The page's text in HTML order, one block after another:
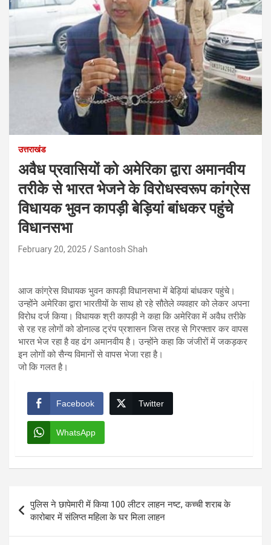
उत्तराखंड
अवैध प्रवासियों को अमेरिका द्वारा अमानवीय
तरीके से भारत भेजने के विरोधस्वरूप कांग्रेस
विधायक भुवन कापड़ी बेड़ियां बांधकर पहुंचे
विधानसभा
February 20, 2025 Santosh Shah
आज कांग्रेस विधायक भुवन कापड़ी विधानसभा में बेड़ियां बांधकर पहुंचे।
उन्होंने अमेरिका द्वारा भारतीयों के साथ हो रहे सौतेले व्यवहार को लेकर अपना
विरोध दर्ज किया। विधायक श्री कापड़ी ने कहा कि अमेरिका में अवैध तरीके
से रह रह लोगों को डोनाल्ड ट्रंप प्रशासन जिस तरह से गिरफ्तार कर वापस
भारत भेज रहा है वह ढंग अमानवीय है। उन्होंने कहा कि जंजीरों में जकड़कर
इन लोगों को सैन्य विमानों से वापस भेजा रहा है।
जो कि गलत है।
Facebook Twitter
WhatsApp
navigation
पुलिस ने छापेमारी में किया 100 लीटर लाहन नष्ट, कच्ची शराब के
कारोबार में संलिप्त महिला के घर मिला लाहन